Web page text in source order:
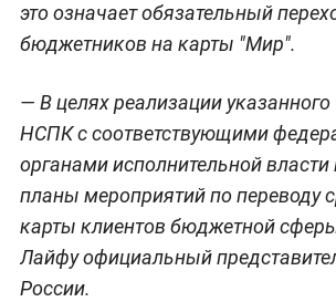
это означает обязательный
бюджетников на карты "Мир".
— В целях реализации указанного
НСПК с соответствующими
органами исполнительной
планы мероприятий по переводу
карты клиентов бюджетной
Лайфу официальный
России.